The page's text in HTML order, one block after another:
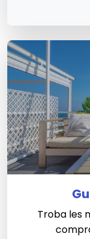
Troba les